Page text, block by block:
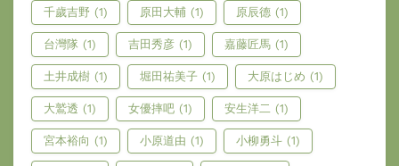
千歲吉野 (1) 原田大輔 (1) 原辰德 (1)
台灣隊 (1) 吉田秀彦 (1) 嘉藤匠馬 (1)
土井成樹 (1) 堀田祐美子 (1) 大原はじめ (1)
大鷲透 (1) 女優摔吧 (1) 安生洋二 (1)
宮本裕向 (1) 小原道由 (1) 小柳勇斗 (1)